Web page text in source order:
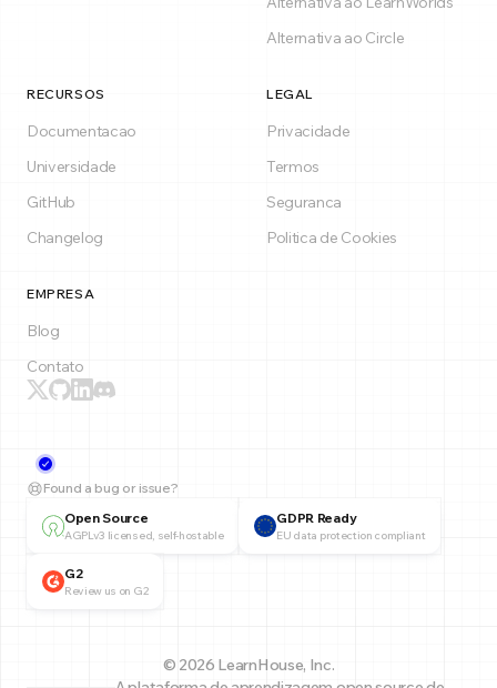
Alternativa ao Circle
RECURSOS
Documentacao
Universidade
GitHub
Changelog
LEGAL
Privacidade
Termos
Seguranca
Politica de Cookies
EMPRESA
Blog
Contato
Found a bug or issue?
Open Source
AGPLv3 licensed, self-hostable
GDPR Ready
EU data protection compliant
G2
Review us on G2
© 2026 LearnHouse, Inc.